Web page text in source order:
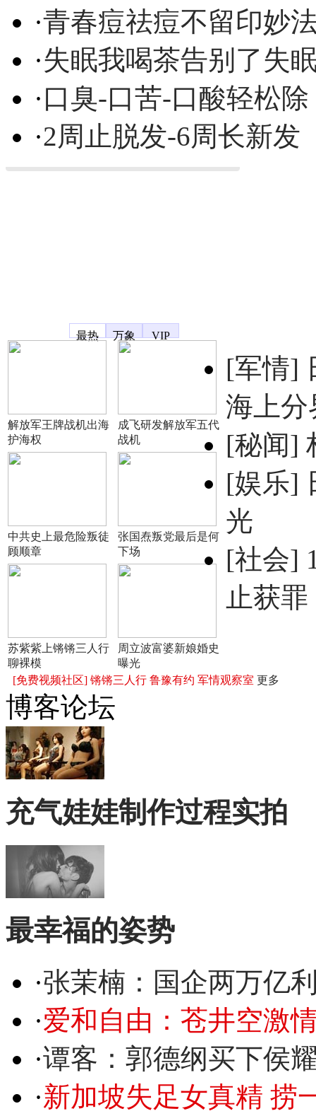
·青春痘祛痘不留印妙
·失眠我喝茶告别了失
·口臭-口苦-口酸轻松除
·2周止脱发-6周长新发
最热
万象 VIP
解放军王牌战机出海
护海权
成飞研发解放军五代
战机
中共史上最危险叛徒
顾顺章
张国焘叛党最后是何
下场
苏紫紫上锵锵三人行
聊裸模
周立波富婆新娘婚史
曝光
[军情]
海上分
[秘闻]
[娱乐]
光
[社会]
止获罪
[免费视频社区] 锵锵三人行 鲁豫有约 军情观察室 更多
博客论坛
充气娃娃制作过程实拍
最幸福的姿势
·张茉楠：国企两万亿
·爱和自由：苍井空激
·谭客：郭德纲买下侯
·新加坡失足女真精 捞